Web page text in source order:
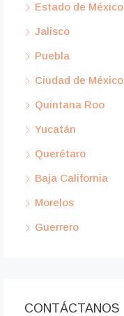
Estado de México
Jalisco
Puebla
Ciudad de México
Quintana Roo
Yucatán
Querétaro
Baja California
Morelos
Guerrero
CONTÁCTANOS